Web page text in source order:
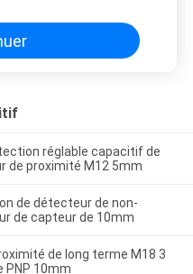
réglable capacitif de
de proximité M12 5mm
de détecteur de non-
de capteur de 10mm
de long terme M18 3
10mm